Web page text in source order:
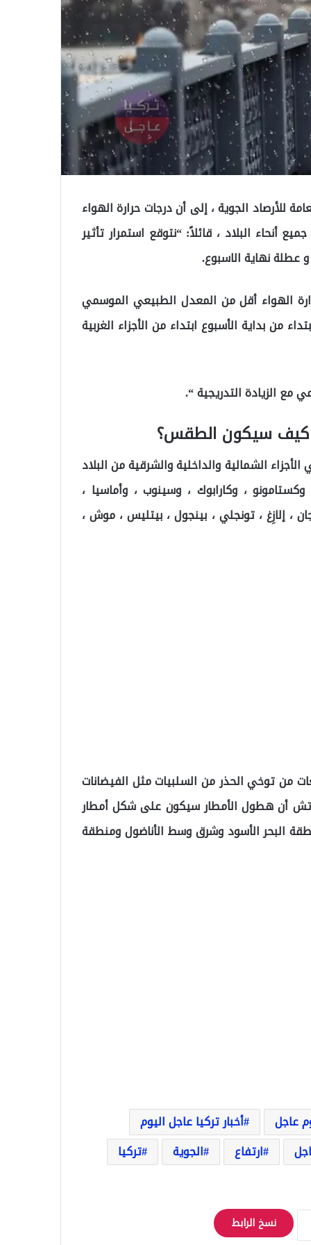
للأرصاد الجوية ، إلى أن درجات حرارة الهواء
في جميع أنحاء البلاد ، قائلاً: “نتوقع استمرار تأثير
عطلة نهاية الاسبوع.
الهواء أقل من المعدل الطبيعي الموسمي
من بداية الأسبوع ابتداء من الأجزاء الغربية
مع الزيادة التدريجية “.
كيف سيكون الطقس؟
الشمالية والداخلية والشرقية من البلاد
، وكارابوك ، وسينوب ، وأماسيا ،
، إلازِغ ، تونجلي ، بينجول ، بيتليس ، موش ،
من توخي الحذر من السلبيات مثل الفيضانات
أن هطول الأمطار سيكون على شكل أمطار
البحر الأسود وشرق وسط الأناضول ومنطقة
عاجل
أخبار تركيا عاجل اليوم
ارتفاع الجوية
تركيا
نسخ الرابط